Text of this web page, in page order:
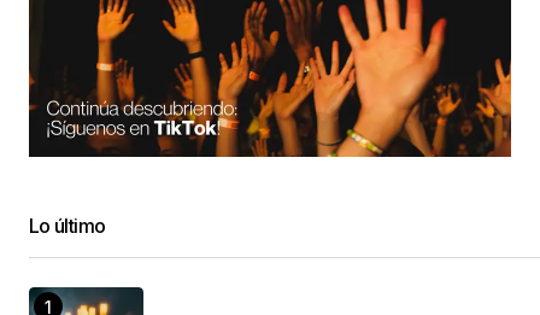
Lo último